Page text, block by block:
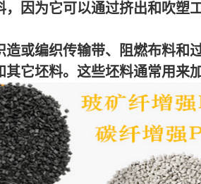
为它可以通过挤出和吹塑
编织传输带、阻燃布料和
它坯料。这些坯料通常用来